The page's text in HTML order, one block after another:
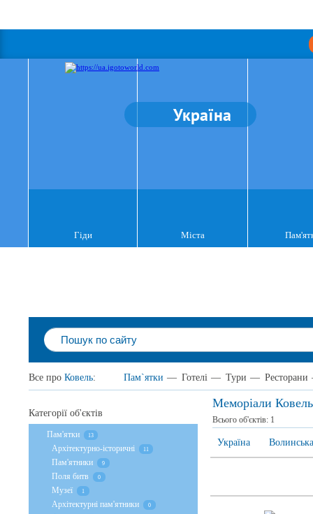
Україна
Гіди Міста
Все про Ковель: Пам`ятки — Готелі — Тури — Ресторани
Меморіали Ковель
Всього об'єктів: 1
Україна
Категорії об'єктів
Пам'ятки 13
Архітектурно-історичні 11
Пам'ятники 9
Поля битв 0
Музеї 1
Архітектурні пам'ятники 0